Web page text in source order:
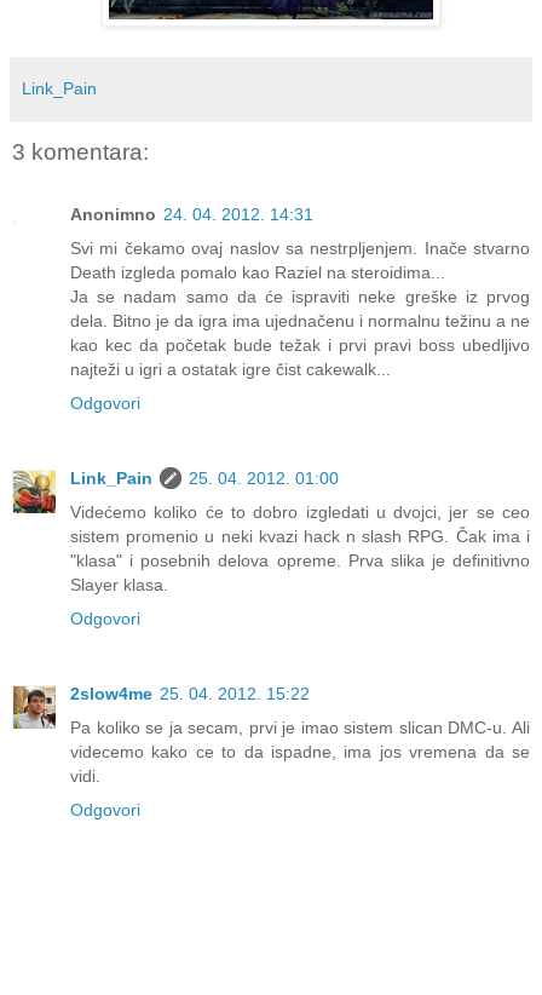
Link_Pain
3 komentara:
Anonimno 24. 04. 2012. 14:31
Svi mi čekamo ovaj naslov sa nestrpljenjem. Inače stvarno
Death izgleda pomalo kao Raziel na steroidima...
Ja se nadam samo da će ispraviti neke greške iz prvog
dela. Bitno je da igra ima ujednačenu i normalnu težinu a ne
kao kec da početak bude težak i prvi pravi boss ubedljivo
najteži u igri a ostatak igre čist cakewalk...
Odgovori
Link_Pain
25. 04. 2012. 01:00
Videćemo koliko će to dobro izgledati u dvojci, jer se ceo
sistem promenio u neki kvazi hack n slash RPG. Čak ima i
"klasa" i posebnih delova opreme. Prva slika je definitivno
Slayer klasa.
Odgovori
2slow4me 25. 04. 2012. 15:22
Pa koliko se ja secam, prvi je imao sistem slican DMC-u. Ali
videcemo kako ce to da ispadne, ima jos vremena da se
vidi.
Odgovori